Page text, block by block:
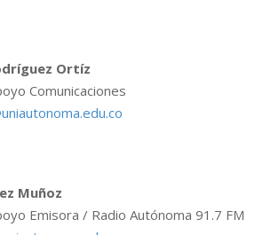
Ortíz
Comunicaciones
Muñoz
Emisora / Radio Autónoma 91.7 FM